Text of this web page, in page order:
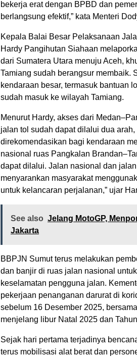
bekerja erat dengan BPBD dan
berlangsung efektif,” kata Menteri
Kepala Balai Besar Pelaksanaan
Hardy Pangihutan Siahaan
dari Sumatera Utara menuju Aceh,
Tamiang sudah berangsur membaik.
kendaraan besar, termasuk bantuan
sudah masuk ke wilayah Tamiang.
Menurut Hardy, akses dari
jalan tol sudah dapat dilalui dua
direkomendasikan bagi kendaraan
nasional ruas Pangkalan
dapat dilalui. Jalan nasional dan
menyarankan masyarakat
untuk kelancaran perjalanan,” ujar
See also Jelang MotoGP,
Jakarta
BBPJN Sumut terus melakukan
dan banjir di ruas jalan nasional
keselamatan pengguna jalan.
pekerjaan penanganan darurat di
sebelum 16 Desember 2025,
menjelang libur Natal 2025 dan
Sejak hari pertama terjadinya
terus mobilisasi alat berat dan